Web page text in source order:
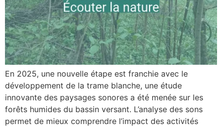
En 2025, une nouvelle étape est franchie avec le
développement de la trame blanche, une étude
innovante des paysages sonores a été menée sur les
forêts humides du bassin versant. L’analyse des sons
permet de mieux comprendre l’impact des activités